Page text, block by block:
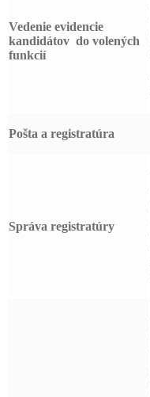
Vedenie evidencie
kandidátov do volených
funkcií
Pošta a registratúra
Správa registratúry